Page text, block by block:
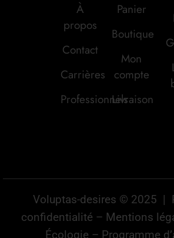
À
propos
Contact
Carrières
Professionnels
Panier
Boutique
Mon
compte
Livraison
Voluptas-desires © 2025 |
confidentialité – Mentions
Écologie – Programme